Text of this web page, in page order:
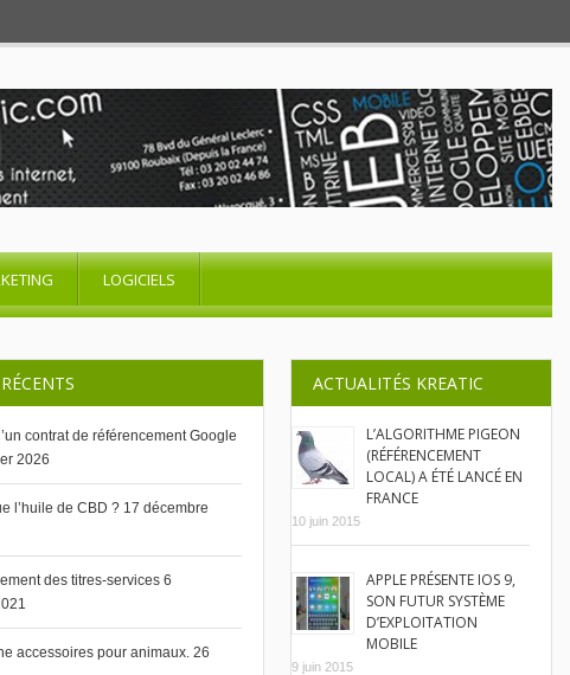
LOGICIELS
ACTUALITÉS KREATIC
L’ALGORITHME PIGEON
(RÉFÉRENCEMENT
LOCAL) A ÉTÉ LANCÉ EN
FRANCE
10 juin 2015
APPLE PRÉSENTE IOS 9,
SON FUTUR SYSTÈME
D’EXPLOITATION
MOBILE
9 juin 2015
contrat de référencement Google
2026
l’huile de CBD ? 17 décembre
des titres-services 6
accessoires pour animaux. 26